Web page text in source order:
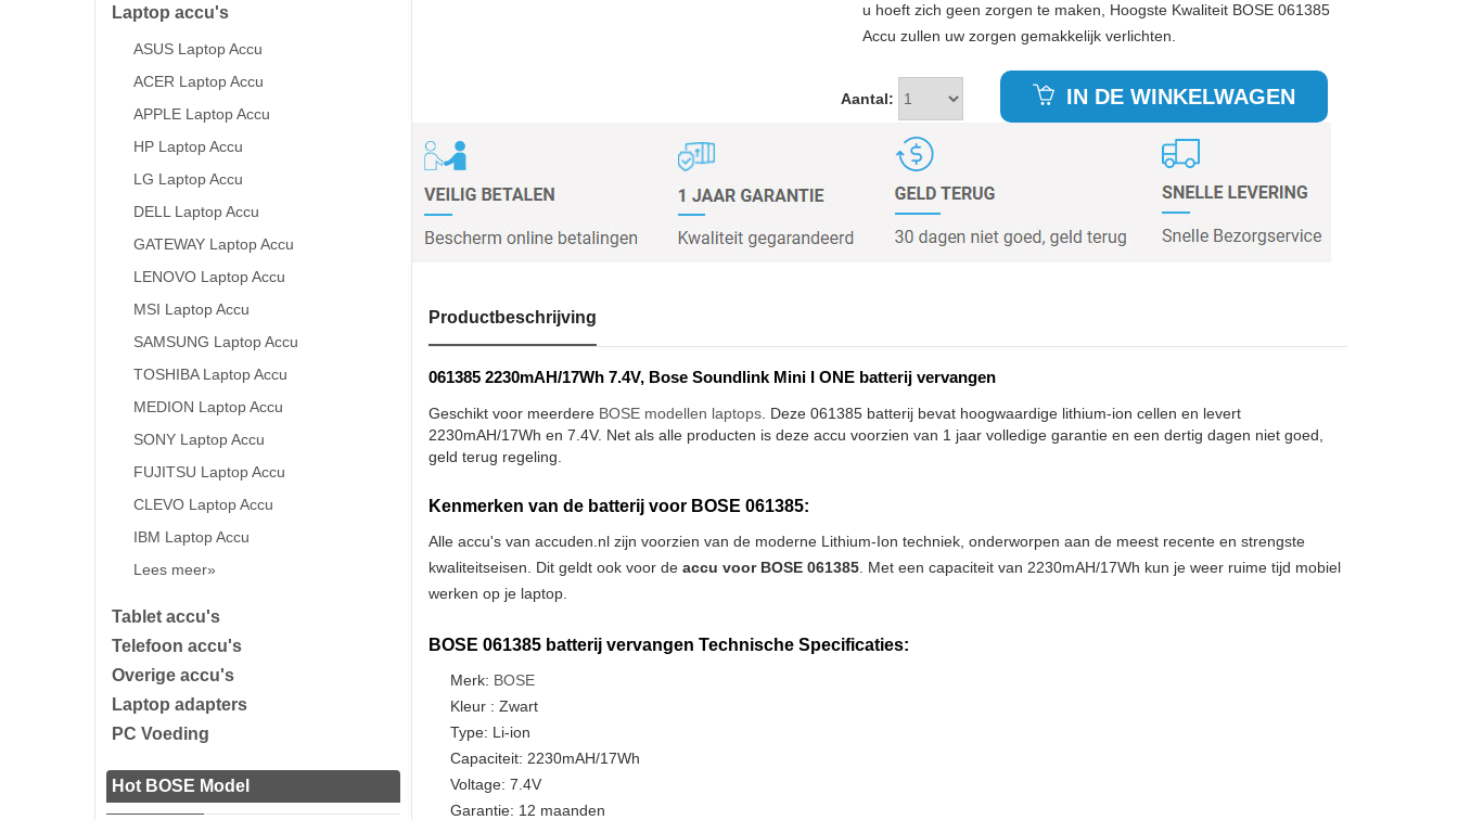
Laptop accu's
ASUS Laptop Accu
ACER Laptop Accu
APPLE Laptop Accu
HP Laptop Accu
LG Laptop Accu
DELL Laptop Accu
GATEWAY Laptop Accu
LENOVO Laptop Accu
MSI Laptop Accu
SAMSUNG Laptop Accu
TOSHIBA Laptop Accu
MEDION Laptop Accu
SONY Laptop Accu
FUJITSU Laptop Accu
CLEVO Laptop Accu
IBM Laptop Accu
Lees meer»
Tablet accu's
Telefoon accu's
Overige accu's
Laptop adapters
PC Voeding
Hot BOSE Model
u hoeft zich geen zorgen te maken, Hoogste Kwaliteit BOSE 061385
Accu zullen uw zorgen gemakkelijk verlichten.
Aantal: IN DE WINKELWAGEN
Productbeschrijving
061385 2230mAH/17Wh 7.4V, Bose Soundlink Mini I ONE batterij vervangen
Geschikt voor meerdere BOSE modellen laptops. Deze 061385 batterij bevat hoogwaardige lithium-ion cellen en levert
2230mAH/17Wh en 7.4V. Net als alle producten is deze accu voorzien van 1 jaar volledige garantie en een dertig dagen niet goed,
geld terug regeling.
Kenmerken van de batterij voor BOSE 061385:
Alle accu's van accuden.nl zijn voorzien van de moderne Lithium-Ion techniek, onderworpen aan de meest recente en strengste
kwaliteitseisen. Dit geldt ook voor de accu voor BOSE 061385. Met een capaciteit van 2230mAH/17Wh kun je weer ruime tijd mobiel
werken op je laptop.
BOSE 061385 batterij vervangen Technische Specificaties:
Merk: BOSE
Kleur : Zwart
Type: Li-ion
Capaciteit: 2230mAH/17Wh
Voltage: 7.4V
Garantie: 12 maanden